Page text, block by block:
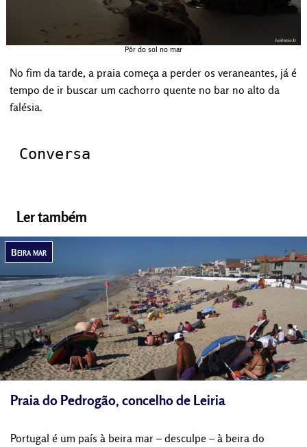
Pôr do sol no mar
No fim da tarde, a praia começa a perder os veraneantes, já é
tempo de ir buscar um cachorro quente no bar no alto da
falésia.
Conversa
Ler também
Praia do Pedrogão, concelho de Leiria
Portugal é um país à beira mar – desculpe – à beira do
Beira mar